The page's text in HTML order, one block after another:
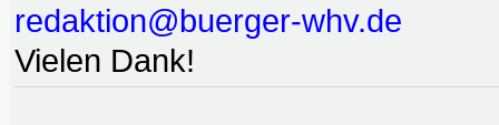
redaktion@buerger-whv.de
Vielen Dank!